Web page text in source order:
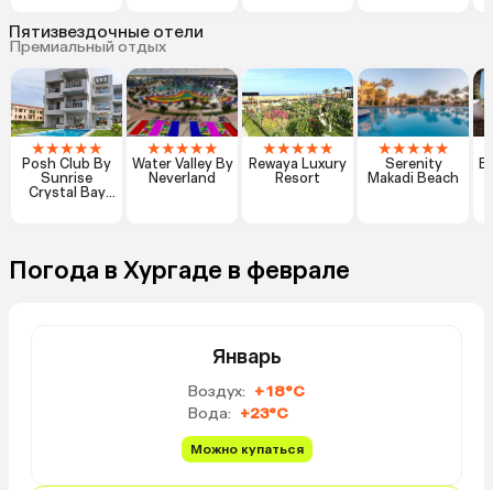
Пятизвездочные отели
Премиальный отдых
★★★★★
Posh Club By
Sunrise
Crystal Bay
★★★★★
Water Valley By
Neverland
★★★★★
Rewaya Luxury
Resort
★★★★★
Serenity
Makadi Beach
Погода в Хургаде в феврале
Январь
Воздух: +18°C
Вода: +23°C
Можно купаться